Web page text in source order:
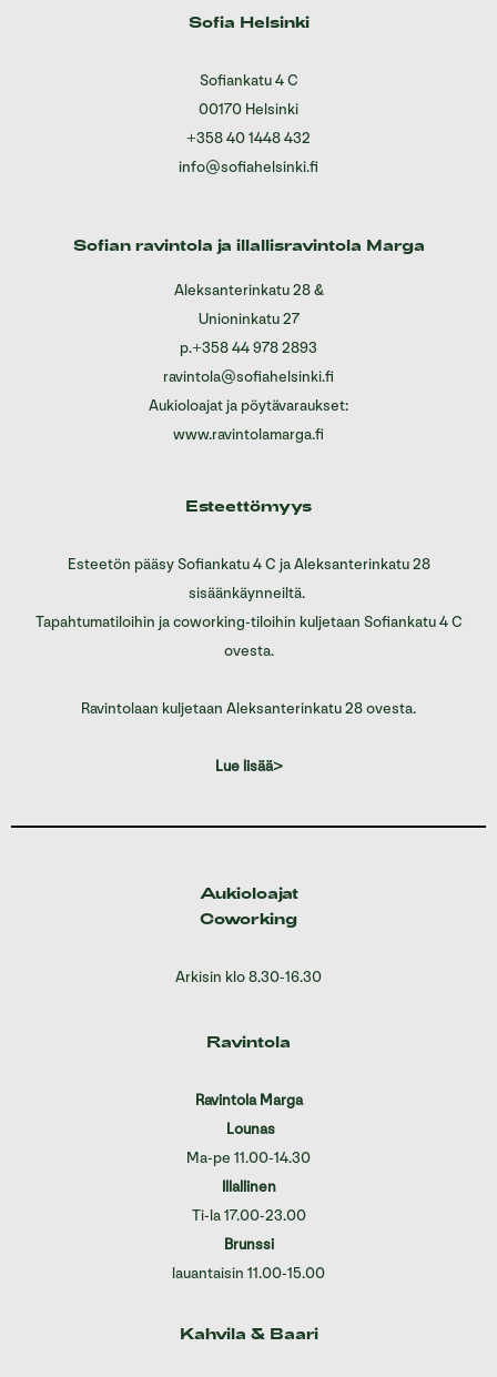
Sofia Helsinki
Sofiankatu 4 C
00170 Helsinki
+358 40 1448 432
info@sofiahelsinki.fi
Sofian ravintola ja illallisravintola Marga
Aleksanterinkatu 28&
Unioninkatu 27
p.+358 44 978 2893
ravintola@sofiahelsinki.fi
Aukioloajat ja pöytävaraukset:
www.ravintolamarga.fi
Esteettömyys
Esteetön pääsy Sofiankatu 4 C ja Aleksanterinkatu 28
sisäänkäynneiltä.
Tapahtumatiloihin ja coworking-tiloihin kuljetaan Sofiankatu 4 C
ovesta.
Ravintolaan kuljetaan Aleksanterinkatu 28 ovesta.
Lue lisää>
Aukioloajat
Coworking
Arkisin klo 8.30-16.30
Ravintola
Ravintola Marga
Lounas
Ma-pe 11.00-14.30
Illallinen
Ti-la 17.00-23.00
Brunssi
lauantaisin 11.00-15.00
Kahvila & Baari